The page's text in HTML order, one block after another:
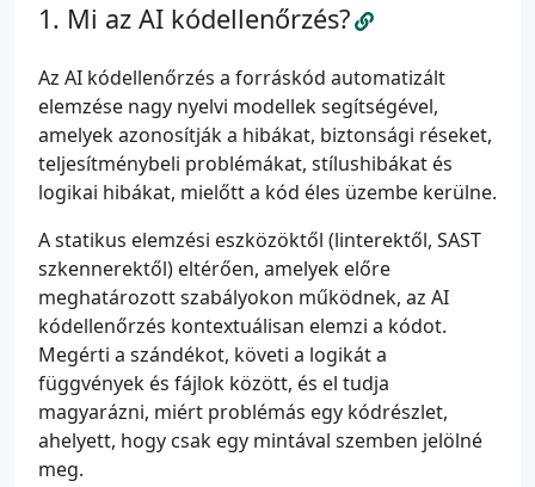
Mi az AI kódellenőrzés?
Az AI kódellenőrzés a forráskód automatizált
elemzése nagy nyelvi modellek segítségével,
amelyek azonosítják a hibákat, biztonsági réseket,
teljesítménybeli problémákat, stílushibákat és
logikai hibákat, mielőtt a kód éles üzembe kerülne.
A statikus elemzési eszközöktől (linterektől, SAST
szkennerektől) eltérően, amelyek előre
meghatározott szabályokon működnek, az AI
kódellenőrzés kontextuálisan elemzi a kódot.
Megérti a szándékot, követi a logikát a
függvények és fájlok között, és el tudja
magyarázni, miért problémás egy kódrészlet,
ahelyett, hogy csak egy mintával szemben jelölné
meg.